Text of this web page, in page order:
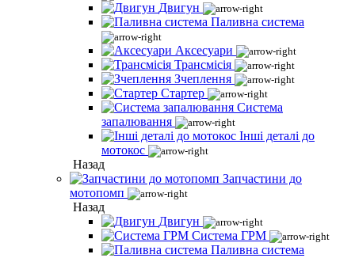
Двигун
Паливна система
Аксесуари
Трансмісія
Зчеплення
Стартер
Система
запалювання
Інші деталі до
мотокос
Назад
Запчастини до
мотопомп
Назад
Двигун
Система ГРМ
Паливна система